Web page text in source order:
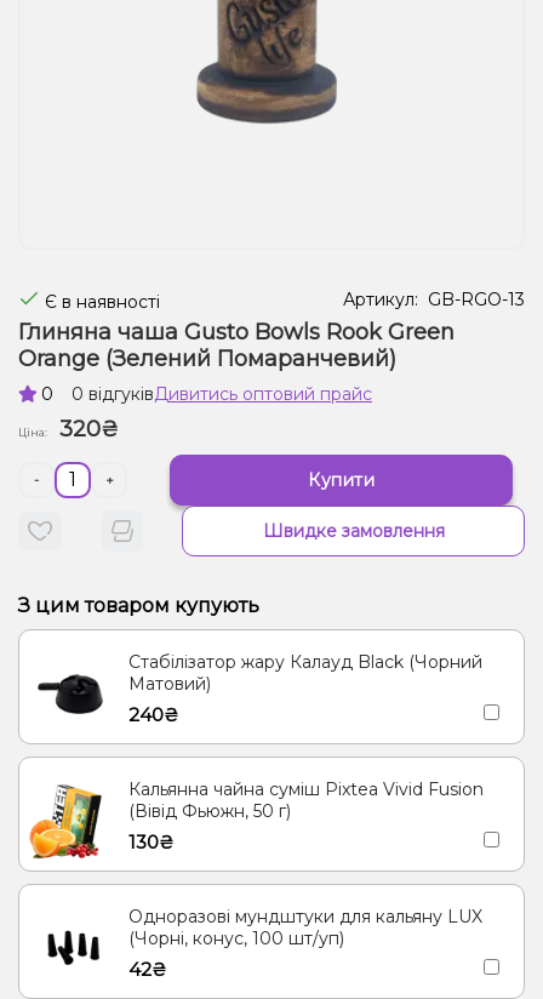
Рідини для електронних сигарет
Подарункові набори
Є в наявності Артикул: GB-RGO-13
Глиняна чаша Gusto Bowls Rook Green
Orange (Зелений Помаранчевий)
0 0 відгуківДивитись оптовий прайс
Ціна: 320₴
- + Купити
Швидке замовлення
З цим товаром купують
Стабілізатор жару Калауд Black (Чорний
Матовий)
240₴
Кальянна чайна суміш Pixtea Vivid Fusion
(Вівід Фьюжн, 50 г)
130₴
Одноразові мундштуки для кальяну LUX
(Чорні, конус, 100 шт/уп)
42₴